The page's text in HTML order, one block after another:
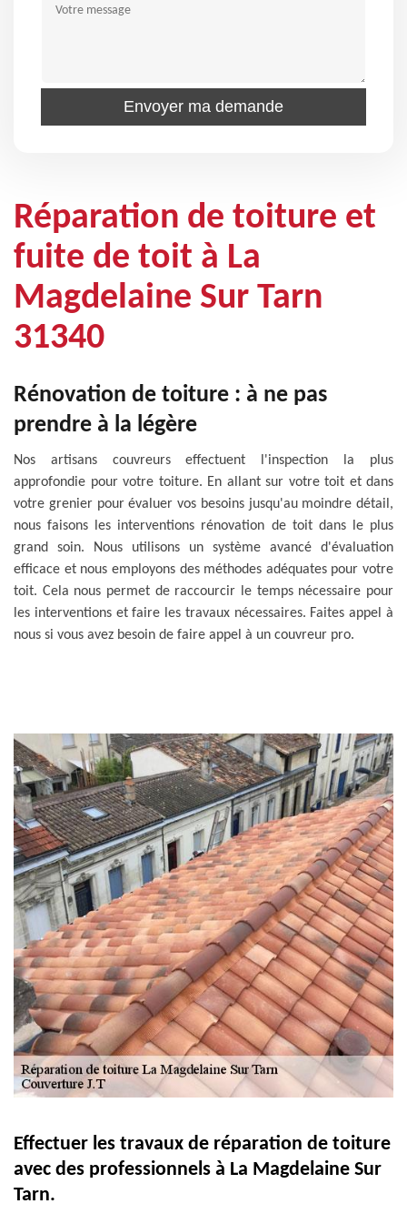
Réparation de toiture et
fuite de toit à La
Magdelaine Sur Tarn
31340
Rénovation de toiture : à ne pas
prendre à la légère
Nos artisans couvreurs effectuent l'inspection la plus
approfondie pour votre toiture. En allant sur votre toit et dans
votre grenier pour évaluer vos besoins jusqu'au moindre détail,
nous faisons les interventions rénovation de toit dans le plus
grand soin. Nous utilisons un système avancé d'évaluation
efficace et nous employons des méthodes adéquates pour votre
toit. Cela nous permet de raccourcir le temps nécessaire pour
les interventions et faire les travaux nécessaires. Faites appel à
nous si vous avez besoin de faire appel à un couvreur pro.
Effectuer les travaux de réparation de toiture
avec des professionnels à La Magdelaine Sur
Tarn.